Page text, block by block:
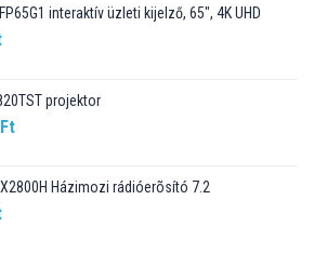
interaktív üzleti kijelző, 65", 4K UHD
projektor
Ft
X2800H Házimozi rádióerõsító 7.2